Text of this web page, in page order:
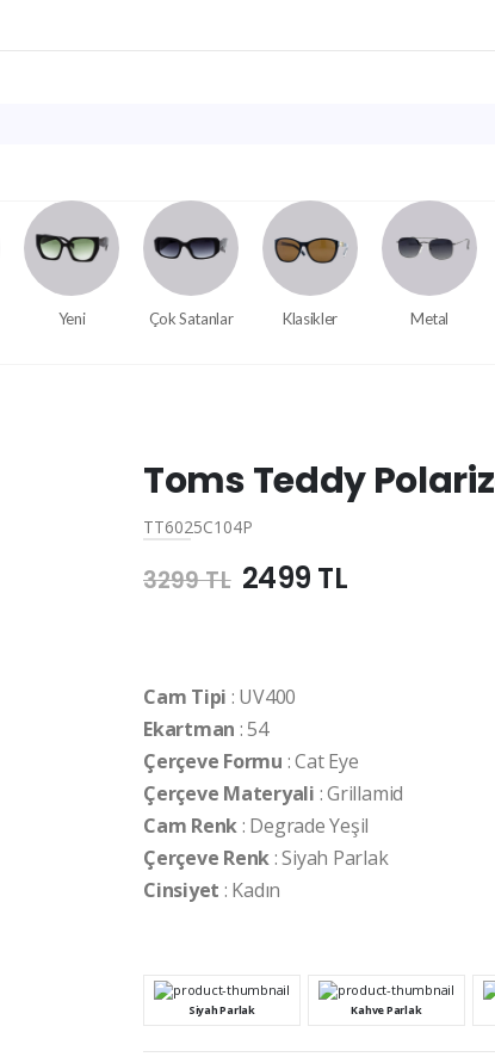
Yeni Çok Satanlar Klasikler Metal
Toms Teddy
TT6025C104P
3299 TL 2499 TL
Cam Tipi : UV400
Ekartman : 54
Çerçeve Formu : Cat Eye
Çerçeve Materyali : Grillamid
Cam Renk: Degrade Yeşil
Çerçeve Renk: Siyah Parlak
Cinsiyet : Kadın
Siyah Parlak Kahve Parlak